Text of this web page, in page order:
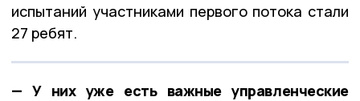
испытаний участниками первого потока стали
27 ребят.
— У них уже есть важные управленческие